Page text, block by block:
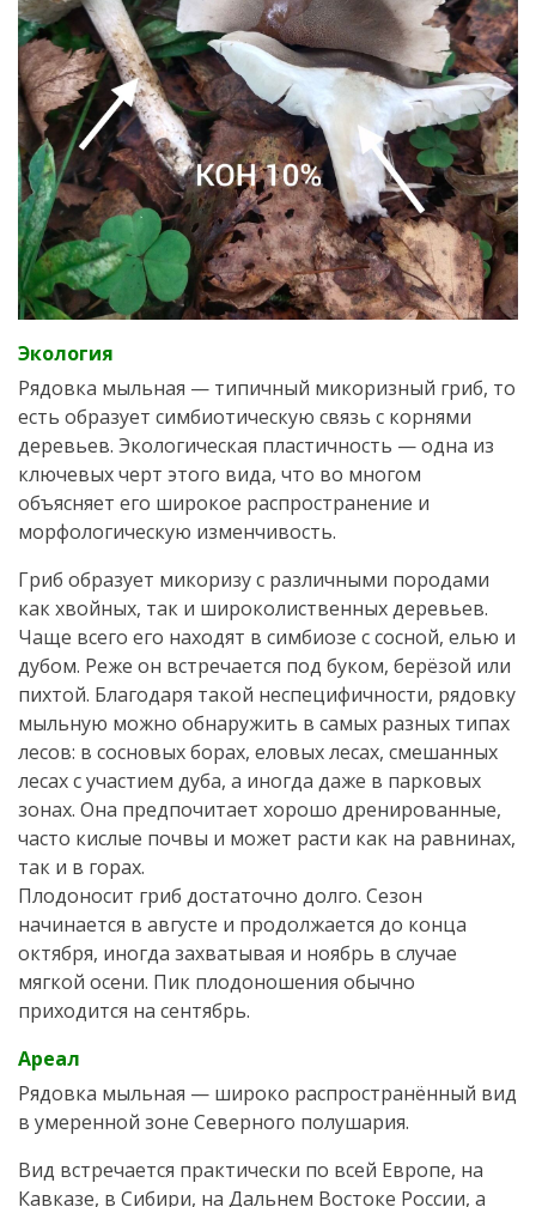
Экология
Рядовка мыльная — типичный микоризный гриб, то
есть образует симбиотическую связь с корнями
деревьев. Экологическая пластичность — одна из
ключевых черт этого вида, что во многом
объясняет его широкое распространение и
морфологическую изменчивость.
Гриб образует микоризу с различными породами
как хвойных, так и широколиственных деревьев.
Чаще всего его находят в симбиозе с сосной, елью и
дубом. Реже он встречается под буком, берёзой или
пихтой. Благодаря такой неспецифичности, рядовку
мыльную можно обнаружить в самых разных типах
лесов: в сосновых борах, еловых лесах, смешанных
лесах с участием дуба, а иногда даже в парковых
зонах. Она предпочитает хорошо дренированные,
часто кислые почвы и может расти как на равнинах,
так и в горах.
Плодоносит гриб достаточно долго. Сезон
начинается в августе и продолжается до конца
октября, иногда захватывая и ноябрь в случае
мягкой осени. Пик плодоношения обычно
приходится на сентябрь.
Ареал
Рядовка мыльная — широко распространённый вид
в умеренной зоне Северного полушария.
Вид встречается практически по всей Европе, на
Кавказе, в Сибири, на Дальнем Востоке России, а